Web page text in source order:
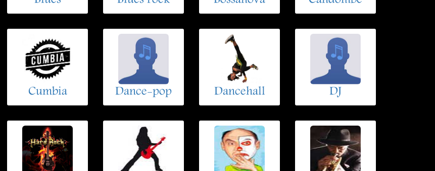
Cumbia Dance-pop Dancehall DJ